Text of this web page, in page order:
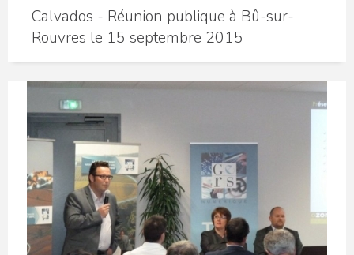
Calvados - Réunion publique à Bû-sur-
Rouvres le 15 septembre 2015